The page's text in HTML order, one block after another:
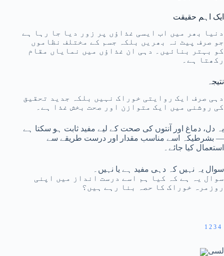
ایک اہم حقیقت
دنیا بھر میں اب ایسی غذاؤں پر زور دیا جا رہا ہے
جو صرف پیٹ نہ بھریں بلکہ جسم کے مختلف نظاموں
کو بہتر بنائیں۔ دہی ان غذاؤں میں نمایاں مقام
رکھتا ہے۔
نتیجہ
دہی صرف ایک روایتی خوراک نہیں بلکہ جدید تحقیق
کی روشنی میں ایک متوازن اور صحت بخش غذا ہے۔
یہ دل، دماغ اور آنتوں کی صحت کے لیے مفید ثابت ہو سکتا ہے
— بشرطیکہ اسے مناسب مقدار اور درست طریقے سے
استعمال کیا جائے۔
سوال یہ نہیں کہ دہی مفید ہے یا نہیں۔
سوال یہ ہے کہ کیا ہم اسے درست انداز میں اپنی
روزمرہ خوراک کا حصہ بنا رہے ہیں؟
1 2 3 4
لسی